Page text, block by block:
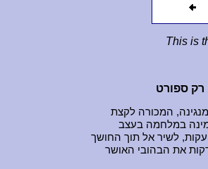
This is
רק ספורט
המכורה לקצת
במלחמה בעצב
לשיר אל תוך החושך
את הבהובי האושר